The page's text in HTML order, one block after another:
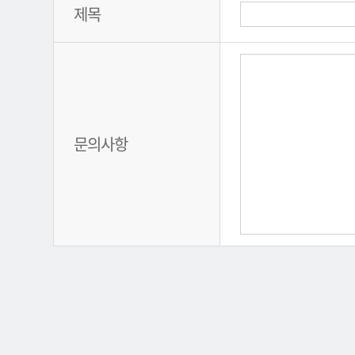
제목
문의사항